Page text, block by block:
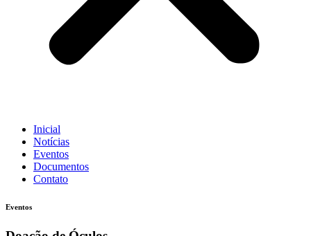
Inicial
Notícias
Eventos
Documentos
Contato
Eventos